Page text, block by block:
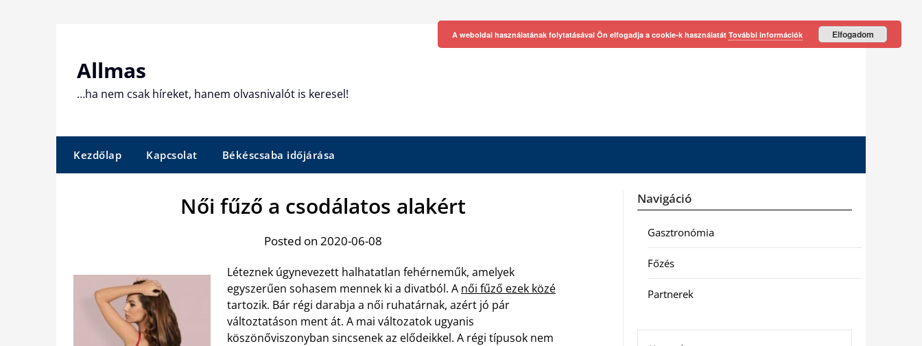
Allmas
…ha nem csak híreket, hanem olvasnivalót is keresel!
Kezdőlap Kapcsolat Békéscsaba időjárása
Női fűző a csodálatos alakért
Posted on 2020-06-08
Léteznek úgynevezett halhatatlan fehérneműk, amelyek
egyszerűen sohasem mennek ki a divatból. A női fűző ezek közé
tartozik. Bár régi darabja a női ruhatárnak, azért jó pár
változtatáson ment át. A mai változatok ugyanis
köszönőviszonyban sincsenek az elődeikkel. A régi típusok nem
Navigáció
Gasztronómia
Főzés
Partnerek
A weboldal használatának folytatásával Ön elfogadja a cookie-k használatát További információk Elfogadom